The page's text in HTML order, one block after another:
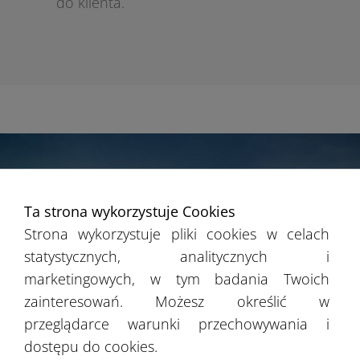
Ta strona wykorzystuje Cookies
Strona wykorzystuje pliki cookies w celach
statystycznych, analitycznych i
marketingowych, w tym badania Twoich
zainteresowań. Możesz określić w
przeglądarce warunki przechowywania i
dostępu do cookies.